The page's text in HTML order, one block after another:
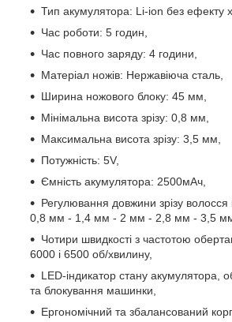
Тип акумулятора: Li-ion без ефекту
Час роботи: 5 годин,
Час повного заряду: 4 години,
Матеріал ножів: Нержавіюча сталь,
Ширина ножового блоку: 45 мм,
Мінімальна висота зрізу: 0,8 мм,
Максимальна висота зрізу: 3,5 мм,
Потужність: 5V,
Ємність акумулятора: 2500мАч,
Регулювання довжини зрізу
0,8 мм - 1,4 мм - 2 мм - 2,8 мм - 3,5
Чотири швидкості з частотою
6000 і 6500 об/хвилину,
LED-індикатор стану акумулятора,
та блокування машинки,
Ергономічний та збалансований